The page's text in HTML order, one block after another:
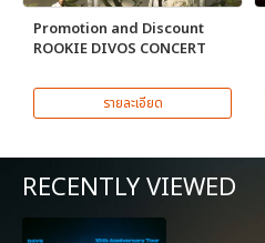
Promotion and Discount
ROOKIE DIVOS CONCERT
รายละเอียด
RECENTLY VIEWED